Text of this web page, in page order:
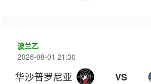
波兰乙
2026-08-01 21:30
华沙普罗尼亚 VS